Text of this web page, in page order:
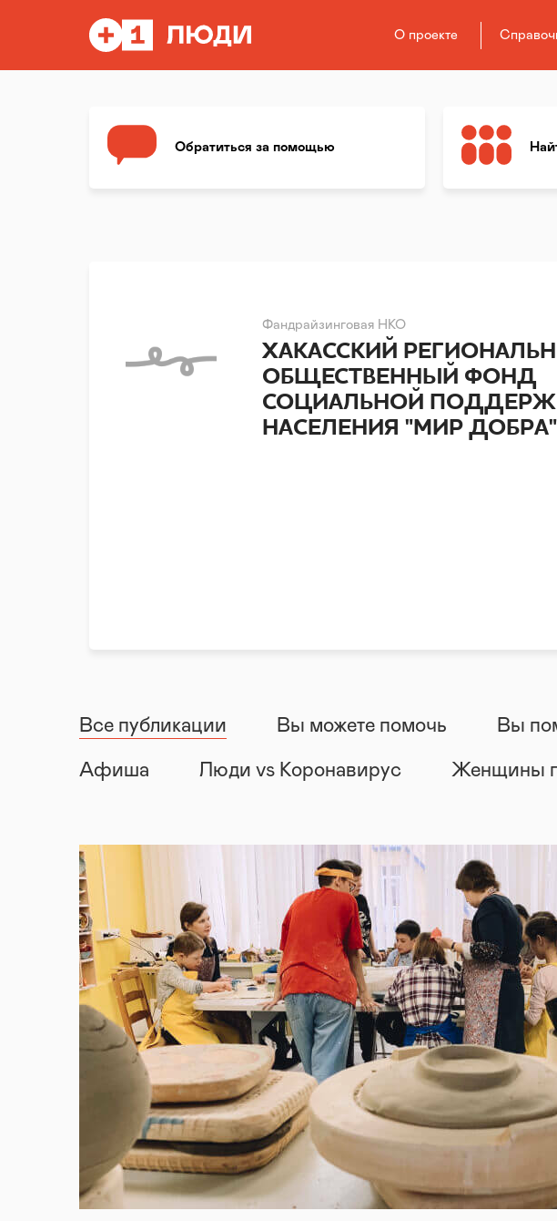
О проекте
Обратиться за помощью
Фандрайзинговая НКО
ХАКАССКИЙ
ОБЩЕСТВЕННЫЙ ФОНД
СОЦИАЛЬНОЙ
НАСЕЛЕНИЯ "МИР ДОБРА"
Все публикации Вы можете помочь Вы
Афиша Люди vs Коронавирус Женщины